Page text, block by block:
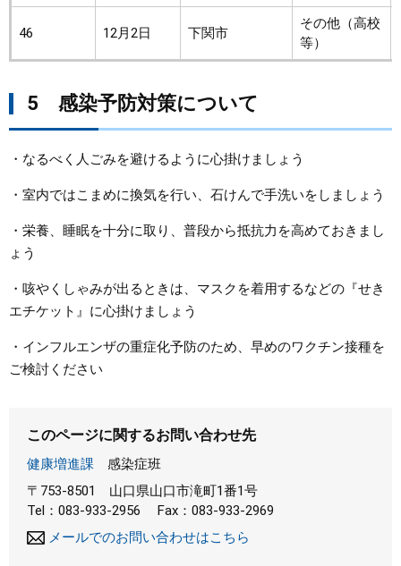
46 12月2日 下関市
その他（高校
等）
5 感染予防対策について
​・なるべく人ごみを避けるように心掛けましょう
・室内ではこまめに換気を行い、石けんで手洗いをしましょう
・栄養、睡眠を十分に取り、普段から抵抗力を高めておきまし
ょう
・咳やくしゃみが出るときは、マスクを着用するなどの『せき
エチケット』に心掛けましょう
・インフルエンザの重症化予防のため、早めのワクチン接種を
ご検討ください
このページに関するお問い合わせ先
健康増進課
感染症班
〒753-8501
山口県山口市滝町1番1号
Tel：083-933-2956
Fax：083-933-2969
メールでのお問い合わせはこちら